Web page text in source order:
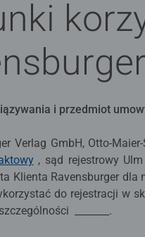
i przedmiot
Verlag GmbH, Otto-
, sąd rejestrowy Ulm
Klienta Ravensburger dla
do rejestracji w
_______.